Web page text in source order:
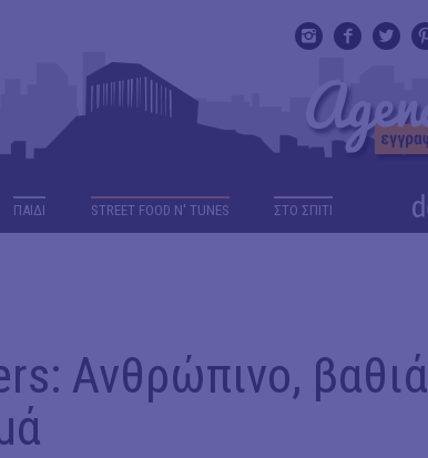
ΠΑΙΔΙ STREET FOOD N' TUNES ΣΤΟ ΣΠΙΤΙ
Ανθρώπινο, βαθιά